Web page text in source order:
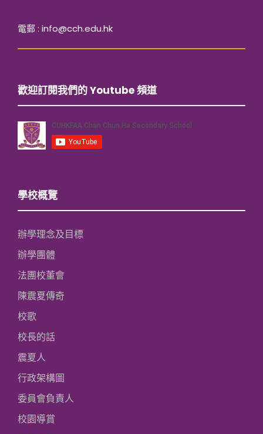
電郵 : info@cch.edu.hk
歡迎訂閱我們的 Youtube 頻道
學校概覽
辦學理念及目標
辦學團體
法團校董會
陳震夏傳奇
校歌
校長的話
震夏人
行政架構圖
委員會負責人
校園導賞